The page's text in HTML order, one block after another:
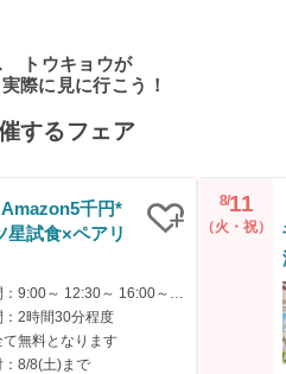
トウキョウが
際に見に行こう！
するフェア
Amazon5千円*
星試食×ペアリ
受付時間：9:00～ 12:30～ 16:00～ 19:00～
：2時間30分程度
て無料となります
：8/8(土)まで
8/11
（火・祝）